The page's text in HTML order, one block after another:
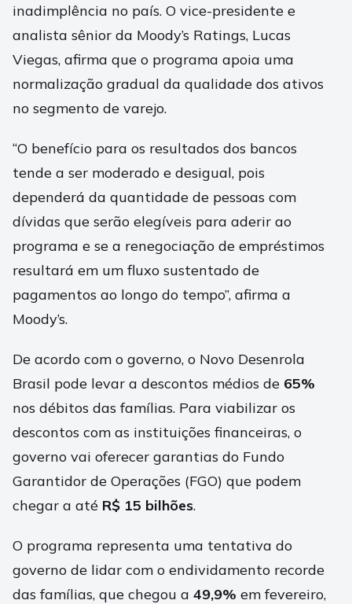
inadimplência no país. O vice-presidente e
analista sênior da Moody’s Ratings, Lucas
Viegas, afirma que o programa apoia uma
normalização gradual da qualidade dos ativos
no segmento de varejo.
“O benefício para os resultados dos bancos
tende a ser moderado e desigual, pois
dependerá da quantidade de pessoas com
dívidas que serão elegíveis para aderir ao
programa e se a renegociação de empréstimos
resultará em um fluxo sustentado de
pagamentos ao longo do tempo”, afirma a
Moody’s.
De acordo com o governo, o Novo Desenrola
Brasil pode levar a descontos médios de 65%
nos débitos das famílias. Para viabilizar os
descontos com as instituições financeiras, o
governo vai oferecer garantias do Fundo
Garantidor de Operações (FGO) que podem
chegar a até R$ 15 bilhões.
O programa representa uma tentativa do
governo de lidar com o endividamento recorde
das famílias, que chegou a 49,9% em fevereiro,